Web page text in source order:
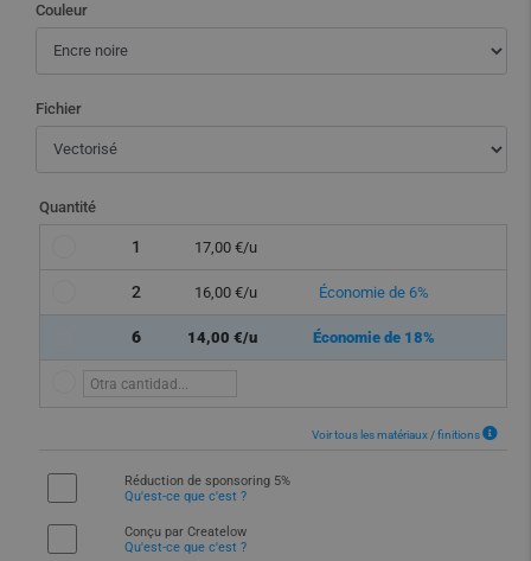
Couleur
Fichier
Quantité
1 17,00 €/u
2 16,00 €/u Économie de 6%
6 14,00 €/u Économie de 18%
Voir tous les matériaux / finitions
Réduction de sponsoring 5%
Qu'est-ce que c'est ?
Conçu par Createlow
Qu'est-ce que c'est ?